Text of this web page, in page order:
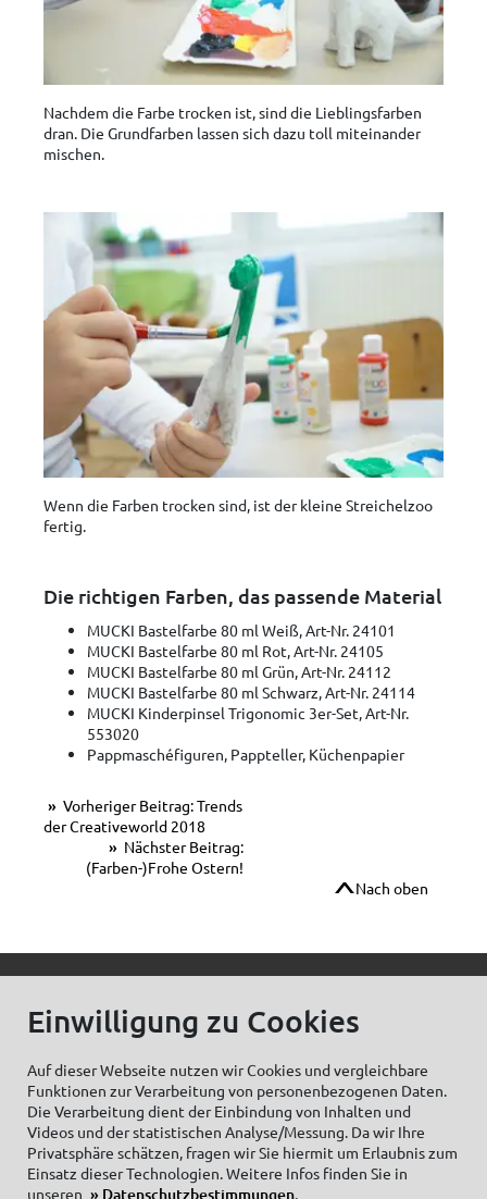
Nachdem die Farbe trocken ist, sind die Lieblingsfarben
dran. Die Grundfarben lassen sich dazu toll miteinander
mischen.
Wenn die Farben trocken sind, ist der kleine Streichelzoo
fertig.
Die richtigen Farben, das passende Material
MUCKI Bastelfarbe 80 ml Weiß, Art-Nr. 24101
MUCKI Bastelfarbe 80 ml Rot, Art-Nr. 24105
MUCKI Bastelfarbe 80 ml Grün, Art-Nr. 24112
MUCKI Bastelfarbe 80 ml Schwarz, Art-Nr. 24114
MUCKI Kinderpinsel Trigonomic 3er-Set, Art-Nr.
553020
Pappmaschéfiguren, Pappteller, Küchenpapier
Vorheriger Beitrag: Trends
der Creativeworld 2018
Nächster Beitrag:
(Farben-)Frohe Ostern!
Nach oben
Zum Newsletter anmelden:
Einwilligung zu Cookies
Auf dieser Webseite nutzen wir Cookies und vergleichbare
Funktionen zur Verarbeitung von personenbezogenen Daten.
Die Verarbeitung dient der Einbindung von Inhalten und
Videos und der statistischen Analyse/Messung. Da wir Ihre
Privatsphäre schätzen, fragen wir Sie hiermit um Erlaubnis zum
Einsatz dieser Technologien. Weitere Infos finden Sie in
unseren
Datenschutzbestimmungen.